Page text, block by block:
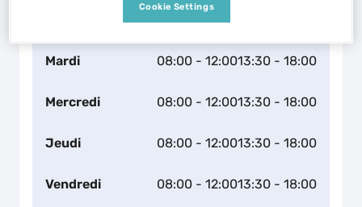
08:00 - 12:00
Mardi 08:00 - 12:0013:30 - 18:00
Mercredi 08:00 - 12:0013:30 - 18:00
Jeudi 08:00 - 12:0013:30 - 18:00
Vendredi 08:00 - 12:0013:30 - 18:00
Cookie Settings